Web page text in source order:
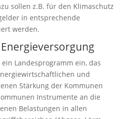
sollen z.B. für den Klimaschutz
in entsprechende
werden.
Landesprogramm ein, das
und
Stärkung der Kommunen
Instrumente an die
Belastungen in allen